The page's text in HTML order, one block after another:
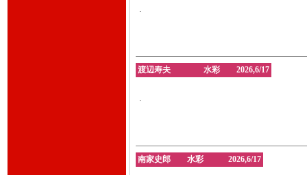
.
渡辺寿夫 水彩 2026,6/17
.
南家史郎 水彩 2026,6/17